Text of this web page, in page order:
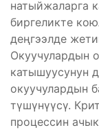
натыйжаларга
биргеликте
деңгээлде
Окуучулардын
катышуусунун
окуучулардын
түшүнүүсү.
процессин